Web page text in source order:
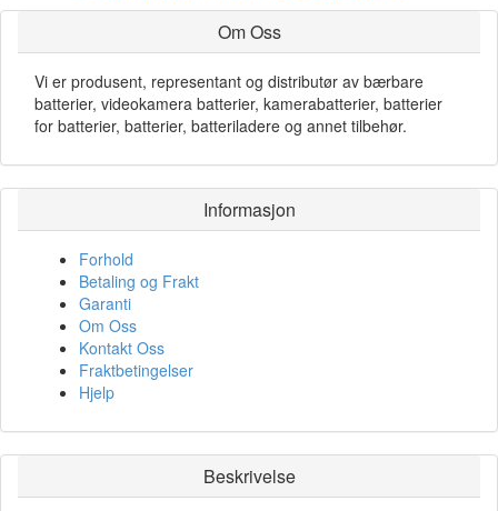
Om Oss
Vi er produsent, representant og distributør av bærbare
batterier, videokamera batterier, kamerabatterier, batterier
for batterier, batterier, batteriladere og annet tilbehør.
Informasjon
Forhold
Betaling og Frakt
Garanti
Om Oss
Kontakt Oss
Fraktbetingelser
Hjelp
Beskrivelse